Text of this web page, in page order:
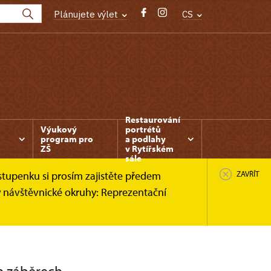
Plánujete výlet CS
Výukový
program pro
ZŠ
Restaurování
portrétů
a podlahy
v Rytířském
sále
si prosím zajistěte předem
okruhy: Reprezentační
ZAVŘÍT